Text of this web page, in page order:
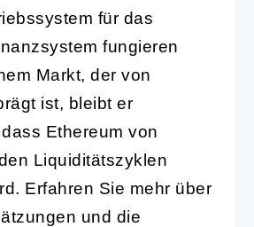
für das
fungieren
Markt, der von
ist, bleibt er
Ethereum von
Liquiditätszyklen
Erfahren Sie mehr über
und die